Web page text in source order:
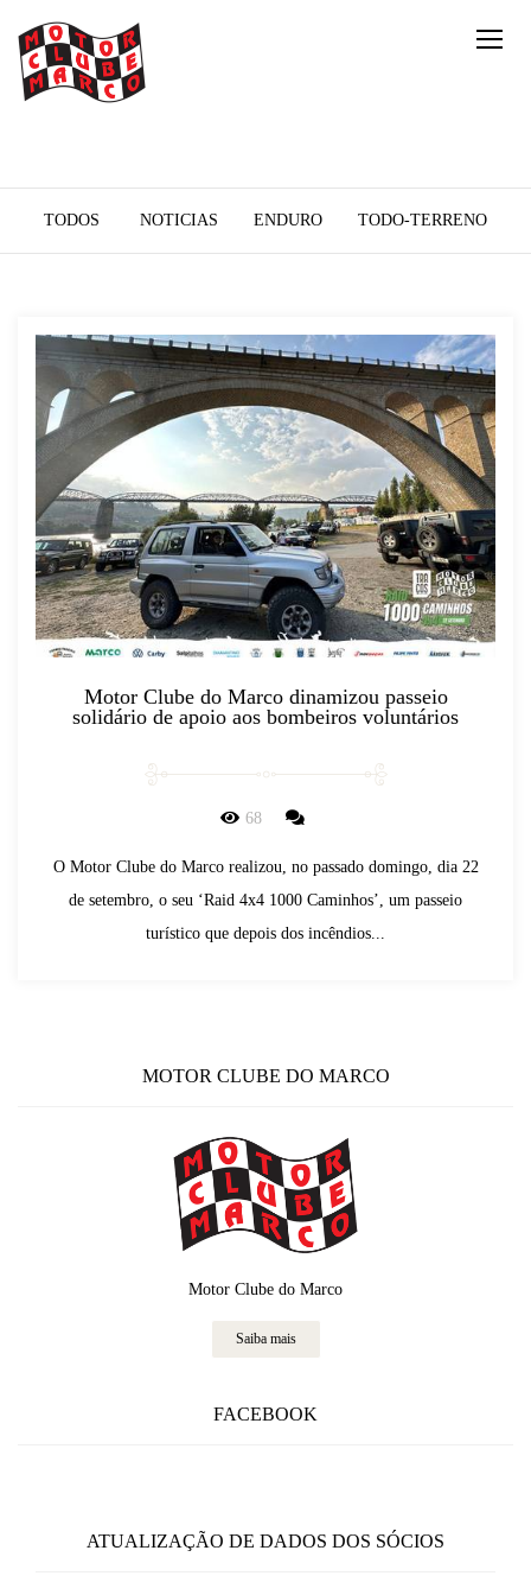
TODOS NOTICIAS ENDURO TODO-TERRENO
Motor Clube do Marco dinamizou passeio
solidário de apoio aos bombeiros voluntários
68
O Motor Clube do Marco realizou, no passado domingo, dia 22
de setembro, o seu ‘Raid 4x4 1000 Caminhos’, um passeio
turístico que depois dos incêndios...
MOTOR CLUBE DO MARCO
Motor Clube do Marco
Saiba mais
FACEBOOK
ATUALIZAÇÃO DE DADOS DOS SÓCIOS